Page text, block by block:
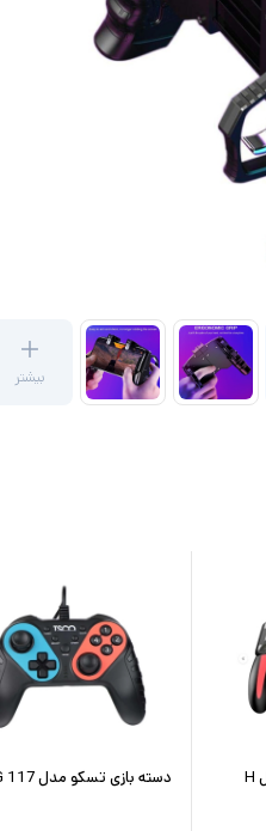
بیشتر
دسته بازی تسکو مدل TG 117